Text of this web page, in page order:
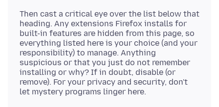
Then cast a critical eye over the list below that
heading. Any extensions Firefox installs for
built-in features are hidden from this page, so
everything listed here is your choice (and your
responsibility) to manage. Anything
suspicious or that you just do not remember
installing or why? If in doubt, disable (or
remove). For your privacy and security, don't